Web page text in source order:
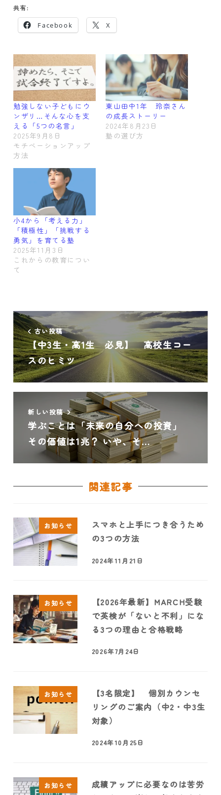
共有:
Facebook X
勉強しない子どもにウ
ンザリ…そんな心を支
える「5つの名言」
2025年9月8日
モチベーションアップ
方法
東山田中1年 玲奈さん
の成長ストーリー
2024年8月23日
塾の選び方
小4から「考える力」
「積極性」「挑戦する
勇気」を育てる塾
2025年11月3日
これからの教育につい
て
古い投稿
【中3生・高1生 必見】 高校生コー
スのヒミツ
新しい投稿
学ぶことは「未来の自分への投資」
その価値は1兆？ いや、そ…
関連記事
お知らせ
スマホと上手につき合うため
の3つの方法
2024年11月21日
お知らせ
【2026年最新】MARCH受験
で英検が「ないと不利」にな
る3つの理由と合格戦略
2026年7月24日
お知らせ
【3名限定】 個別カウンセ
リングのご案内（中2・中3生
対象）
2024年10月25日
お知らせ
成績アップに必要なのは苦労